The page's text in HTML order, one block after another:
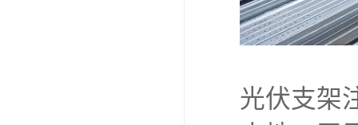
光伏支架